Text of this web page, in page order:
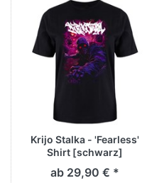
Krijo Stalka - 'Fearless'
Shirt [schwarz]
ab 29,90 € *